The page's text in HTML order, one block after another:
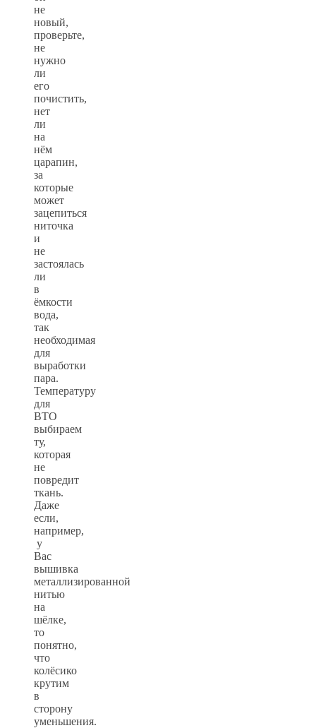
не
новый,
проверьте,
не
нужно
ли
его
почистить,
нет
ли
на
нём
царапин,
за
которые
может
зацепиться
ниточка
и
не
застоялась
ли
в
ёмкости
вода,
так
необходимая
для
выработки
пара.
Температуру
для
ВТО
выбираем
ту,
которая
не
повредит
ткань.
Даже
если,
например,
у
Вас
вышивка
металлизированной
нитью
на
шёлке,
то
понятно,
что
колёсико
крутим
в
сторону
уменьшения.